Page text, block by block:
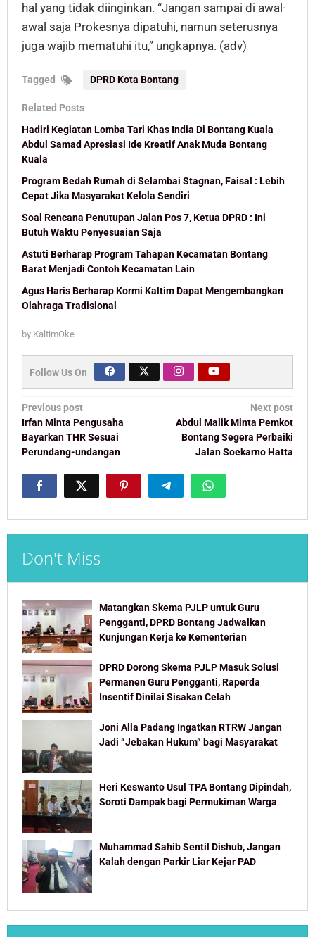
hal yang tidak diinginkan. “Jangan sampai di awal-
awal saja Prokesnya dipatuhi, namun seterusnya
juga wajib mematuhi itu,” ungkapnya. (adv)
Tagged DPRD Kota Bontang
Related Posts
Hadiri Kegiatan Lomba Tari Khas India Di Bontang Kuala
Abdul Samad Apresiasi Ide Kreatif Anak Muda Bontang
Kuala
Program Bedah Rumah di Selambai Stagnan, Faisal : Lebih
Cepat Jika Masyarakat Kelola Sendiri
Soal Rencana Penutupan Jalan Pos 7, Ketua DPRD : Ini
Butuh Waktu Penyesuaian Saja
Astuti Berharap Program Tahapan Kecamatan Bontang
Barat Menjadi Contoh Kecamatan Lain
Agus Haris Berharap Kormi Kaltim Dapat Mengembangkan
Olahraga Tradisional
by KaltimOke
Follow Us On
Post
navigation
Previous post
Irfan Minta Pengusaha
Bayarkan THR Sesuai
Perundang-undangan
Next post
Abdul Malik Minta Pemkot
Bontang Segera Perbaiki
Jalan Soekarno Hatta
Don't Miss
Matangkan Skema PJLP untuk Guru
Pengganti, DPRD Bontang Jadwalkan
Kunjungan Kerja ke Kementerian
DPRD Dorong Skema PJLP Masuk Solusi
Permanen Guru Pengganti, Raperda
Insentif Dinilai Sisakan Celah
Joni Alla Padang Ingatkan RTRW Jangan
Jadi “Jebakan Hukum” bagi Masyarakat
Heri Keswanto Usul TPA Bontang Dipindah,
Soroti Dampak bagi Permukiman Warga
Muhammad Sahib Sentil Dishub, Jangan
Kalah dengan Parkir Liar Kejar PAD